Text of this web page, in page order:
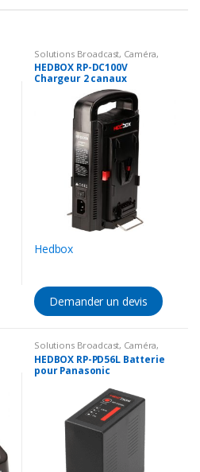
Solutions Broadcast, Caméra,
Accessoires Caméra,Batterie &
Chargeur
HEDBOX RP-DC100V
Chargeur 2 canaux
Hedbox
Demander un devis
Solutions Broadcast, Caméra,
Accessoires Caméra Batterie &
Chargeur
HEDBOX RP-PD56L Batterie
pour Panasonic